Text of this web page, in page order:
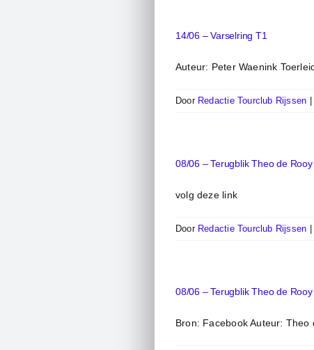
14/06 – Varselring T1
Auteur: Peter Waenink
Door Redactie Tourclub Rijssen
08/06 – Terugblik Theo de
volg deze link
Door Redactie Tourclub Rijssen
08/06 – Terugblik Theo de
Bron: Facebook Auteur: